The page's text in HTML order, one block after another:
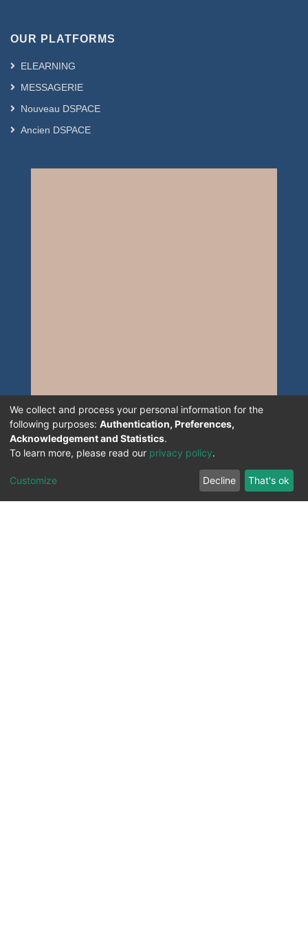
OUR PLATFORMS
ELEARNING
MESSAGERIE
Nouveau DSPACE
Ancien DSPACE
We collect and process your personal information for the
following purposes: Authentication, Preferences,
Acknowledgement and Statistics.
To learn more, please read our privacy policy.
Customize Decline That's ok